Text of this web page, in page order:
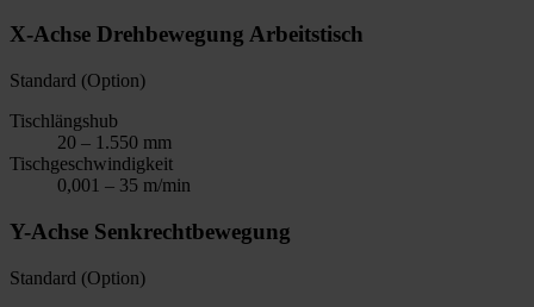
X-Achse Drehbewegung Arbeitstisch
Standard (Option)
Tischlängshub
20 – 1.550 mm
Tischgeschwindigkeit
0,001 – 35 m/min
Y-Achse Senkrechtbewegung
Standard (Option)